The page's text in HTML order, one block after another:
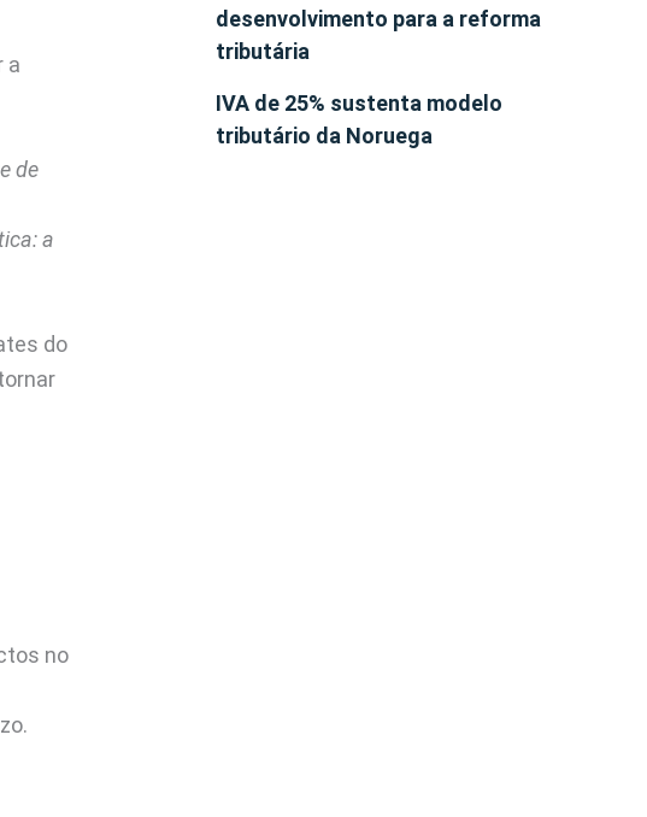
a
de
a
do
no
desenvolvimento para a reforma
tributária
IVA de 25% sustenta modelo
tributário da Noruega